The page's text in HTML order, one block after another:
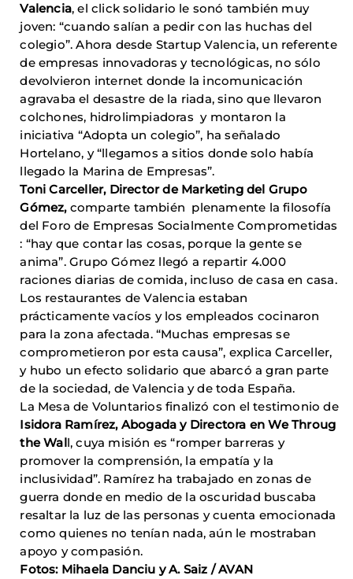
Valencia, el click solidario le sonó también muy
joven: “cuando salían a pedir con las huchas del
colegio”. Ahora desde Startup Valencia, un referente
de empresas innovadoras y tecnológicas, no sólo
devolvieron internet donde la incomunicación
agravaba el desastre de la riada, sino que llevaron
colchones, hidrolimpiadoras y montaron la
iniciativa “Adopta un colegio”, ha señalado
Hortelano, y “llegamos a sitios donde solo había
llegado la Marina de Empresas”.
Toni Carceller, Director de Marketing del Grupo
Gómez,comparte también plenamente la filosofía
del Foro de Empresas Socialmente Comprometidas
: “hay que contar las cosas, porque la gente se
anima”. Grupo Gómez llegó a repartir 4.000
raciones diarias de comida, incluso de casa en casa.
Los restaurantes de Valencia estaban
prácticamente vacíos y los empleados cocinaron
para la zona afectada. “Muchas empresas se
comprometieron por esta causa”, explica Carceller,
y hubo un efecto solidario que abarcó a gran parte
de la sociedad, de Valencia y de toda España.
La Mesa de Voluntarios finalizó con el testimonio de
Isidora Ramírez, Abogada y Directora en We Throug
the Wall, cuya misión es “romper barreras y
promover la comprensión, la empatía y la
inclusividad”. Ramírez ha trabajado en zonas de
guerra donde en medio de la oscuridad buscaba
resaltar la luz de las personas y cuenta emocionada
como quienes no tenían nada, aún le mostraban
apoyo y compasión.
Fotos: Mihaela Danciu y A. Saiz / AVAN